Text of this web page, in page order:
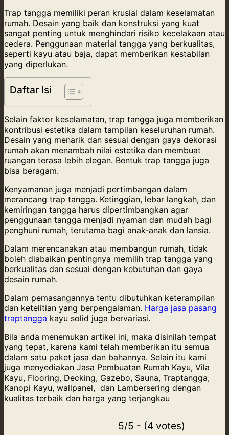
Trap tangga memiliki peran krusial dalam keselamatan
rumah. Desain yang baik dan konstruksi yang kuat
sangat penting untuk menghindari risiko kecelakaan atau
cedera. Penggunaan material tangga yang berkualitas,
seperti kayu atau baja, dapat memberikan kestabilan
yang diperlukan.
Daftar Isi
Selain faktor keselamatan, trap tangga juga memberikan
kontribusi estetika dalam tampilan keseluruhan rumah.
Desain yang menarik dan sesuai dengan gaya dekorasi
rumah akan menambah nilai estetika dan membuat
ruangan terasa lebih elegan. Bentuk trap tangga juga
bisa beragam.
Kenyamanan juga menjadi pertimbangan dalam
merancang trap tangga. Ketinggian, lebar langkah, dan
kemiringan tangga harus dipertimbangkan agar
penggunaan tangga menjadi nyaman dan mudah bagi
penghuni rumah, terutama bagi anak-anak dan lansia.
Dalam merencanakan atau membangun rumah, tidak
boleh diabaikan pentingnya memilih trap tangga yang
berkualitas dan sesuai dengan kebutuhan dan gaya
desain rumah.
Dalam pemasangannya tentu dibutuhkan keterampilan
dan ketelitian yang berpengalaman. Harga jasa pasang
traptangga kayu solid juga bervariasi.
Bila anda menemukan artikel ini, maka disinilah tempat
yang tepat, karena kami telah memberikan itu semua
dalam satu paket jasa dan bahannya. Selain itu kami
juga menyediakan Jasa Pembuatan Rumah Kayu, Vila
Kayu, Flooring, Decking, Gazebo, Sauna, Traptangga,
Kanopi Kayu, wallpanel, dan Lambersering dengan
kualitas terbaik dan harga yang terjangkau
5/5 - (4 votes)